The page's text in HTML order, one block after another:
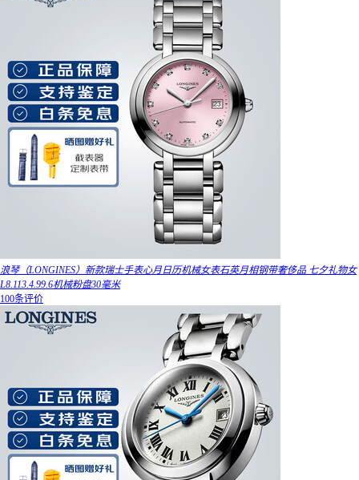
浪琴（LONGINES）新款瑞士手表心月日历机械女表石英月相钢带奢侈品 七夕礼物女
L8.113.4.99.6机械粉盘30毫米
100条评价